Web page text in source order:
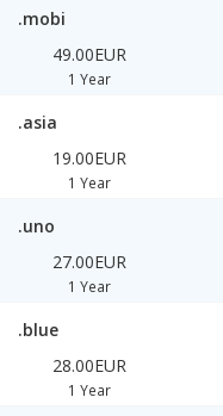
.mobi
49.00EUR
1 Year
.asia
19.00EUR
1 Year
.uno
27.00EUR
1 Year
.blue
28.00EUR
1 Year